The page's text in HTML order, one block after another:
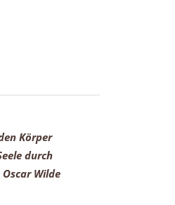
Körper
durch
Oscar Wilde